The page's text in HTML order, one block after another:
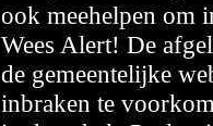
ook meehelpen om
Wees Alert! De
de gemeentelijke
inbraken te